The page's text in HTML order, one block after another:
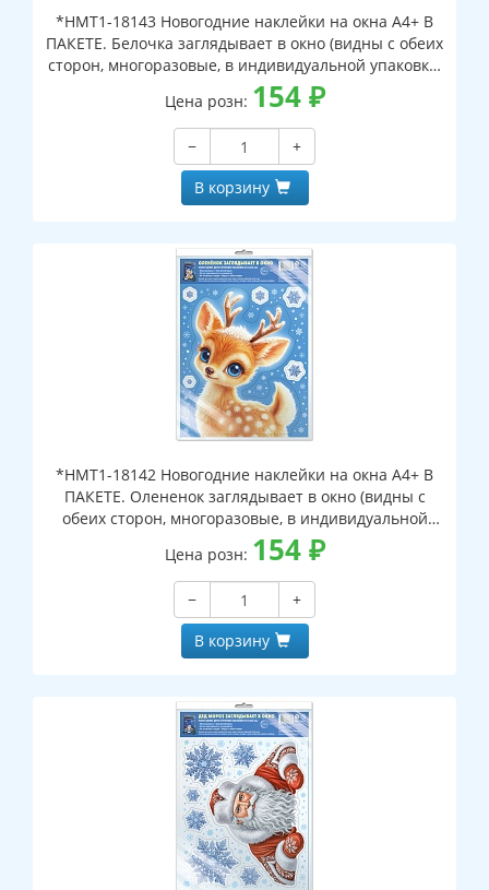
*НМТ1-18143 Новогодние наклейки на окна А4+ В
ПАКЕТЕ. Белочка заглядывает в окно (видны с обеих
сторон, многоразовые, в индивидуальной упаковке,
с европодвесом и клеевым клапаном)
Цена розн: 154₽
−
+
В корзину
*НМТ1-18142 Новогодние наклейки на окна А4+ В
ПАКЕТЕ. Олененок заглядывает в окно (видны с
обеих сторон, многоразовые, в индивидуальной
упаковке, с европодвесом и клеевым клапаном)
Цена розн: 154₽
−
+
В корзину